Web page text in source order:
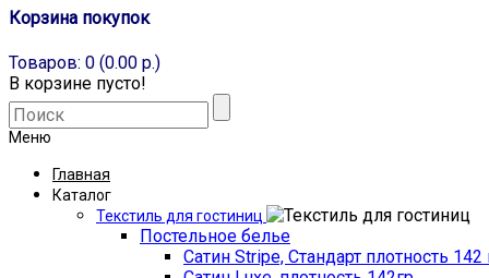
Корзина покупок
Товаров: 0 (0.00 р.)
В корзине пусто!
Меню
Главная
Каталог
Текстиль для гостиниц
Постельное белье
Сатин Stripe, Стандарт плотность 142